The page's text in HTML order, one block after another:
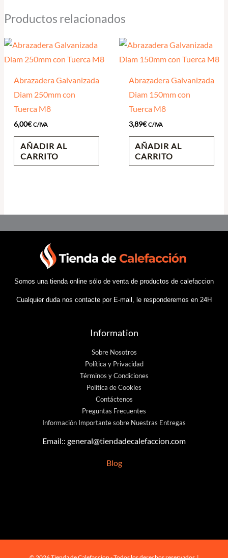
Productos relacionados
Abrazadera Galvanizada
Diam 250mm con
Tuerca M8
6,00€ C/IVA
AÑADIR AL
CARRITO
Abrazadera Galvanizada
Diam 150mm con
Tuerca M8
3,89€ C/IVA
AÑADIR AL
CARRITO
Somos una tienda online sólo de venta de productos de calefaccion
Cualquier duda nos contacte por E-mail, le responderemos en 24H
Information
Sobre Nosotros
Política y Privacidad
Términos y Condiciones
Política de Cookies
Contáctenos
Preguntas Frecuentes
Información Importante sobre Nuestras Entregas
Email:: general@tiendadecalefaccion.com
Blog